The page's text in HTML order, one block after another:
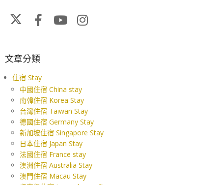
文章分類
住宿 Stay
中國住宿 China stay
南韓住宿 Korea Stay
台灣住宿 Taiwan Stay
德國住宿 Germany Stay
新加坡住宿 Singapore Stay
日本住宿 Japan Stay
法國住宿 France stay
澳洲住宿 Australia Stay
澳門住宿 Macau Stay